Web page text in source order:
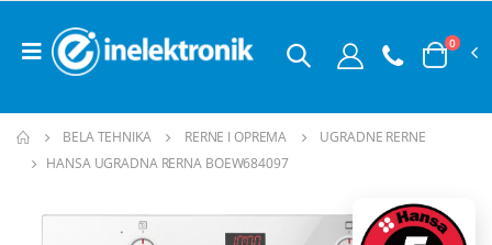
0
BELA TEHNIKA RERNE I OPREMA
UGRADNE RERNE
HANSA UGRADNA RERNA BOEW684097